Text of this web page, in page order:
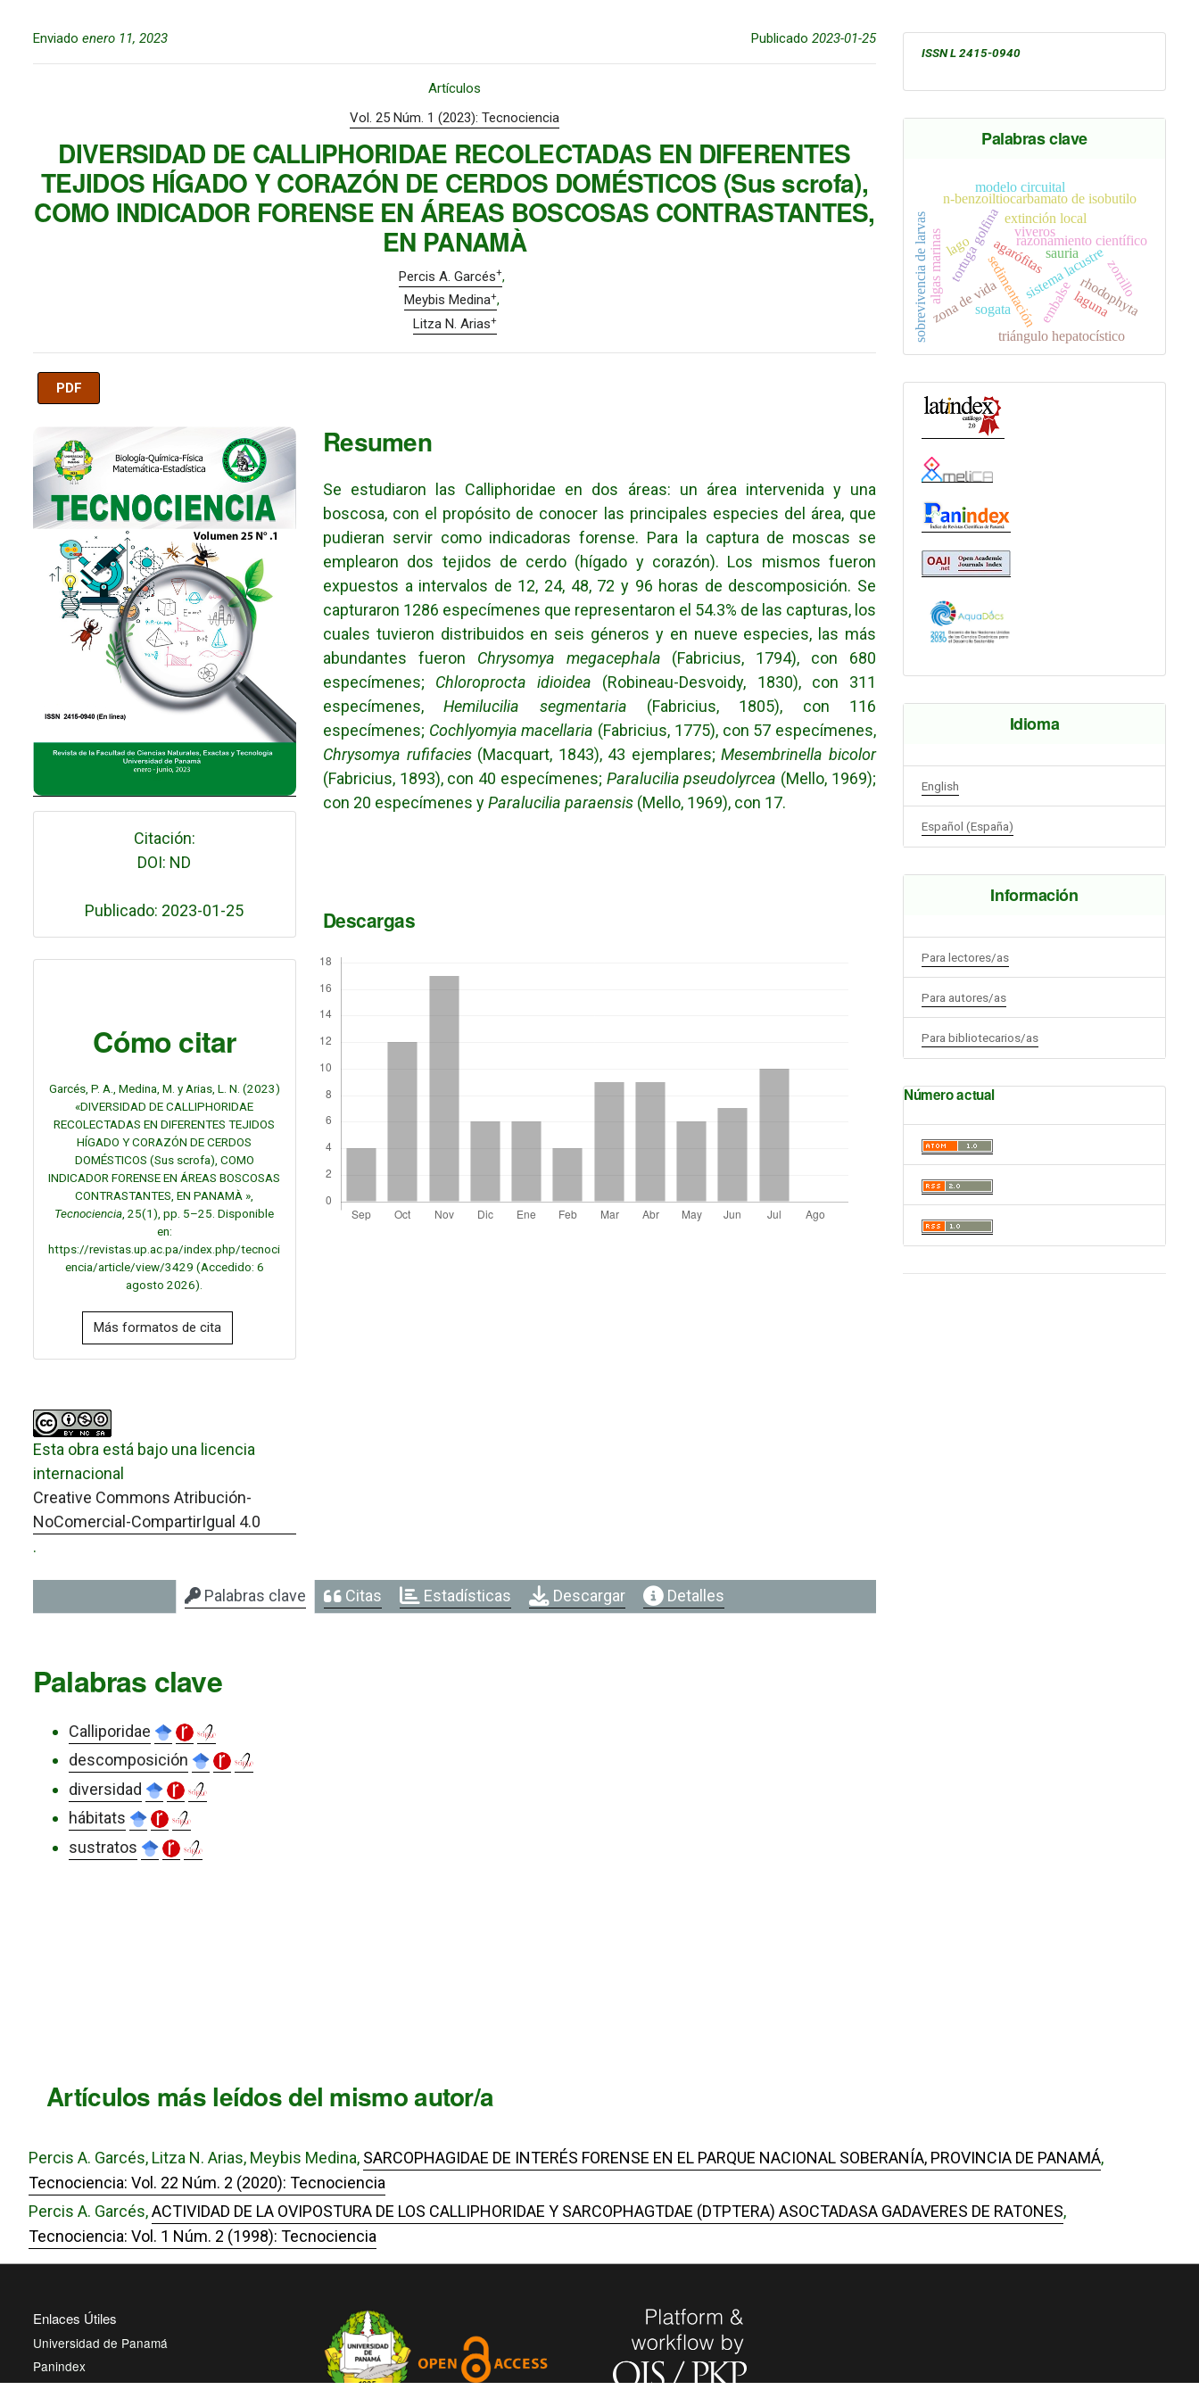
Enviado enero 11, 2023 Publicado 2023-01-25
Artículos
Vol. 25 Núm. 1 (2023): Tecnociencia
DIVERSIDAD DE CALLIPHORIDAE RECOLECTADAS EN DIFERENTES
TEJIDOS HÍGADO Y CORAZÓN DE CERDOS DOMÉSTICOS (Sus scrofa),
COMO INDICADOR FORENSE EN ÁREAS BOSCOSAS CONTRASTANTES,
EN PANAMÀ
Percis A. Garcés+
Meybis Medina+
Litza N. Arias+
PDF
Imagen de portada
Citación:
DOI: ND
Publicado: 2023-01-25
Cómo citar
Garcés, P. A., Medina, M. y Arias, L. N. (2023)
«DIVERSIDAD DE CALLIPHORIDAE
RECOLECTADAS EN DIFERENTES TEJIDOS
HÍGADO Y CORAZÓN DE CERDOS
DOMÉSTICOS (Sus scrofa), COMO
INDICADOR FORENSE EN ÁREAS BOSCOSAS
CONTRASTANTES, EN PANAMÀ »,
Tecnociencia , 25(1), pp. 5–25. Disponible
en:
https://revistas.up.ac.pa/index.php/tecnoci
encia/article/view/3429 (Accedido: 6
agosto 2026).
Más formatos de cita
Esta obra está bajo una licencia
internacional
Creative Commons Atribución-
NoComercial-CompartirIgual 4.0
.
Resumen
Se estudiaron las Calliphoridae en dos áreas: un área intervenida y una
boscosa, con el propósito de conocer las principales especies del área, que
pudieran servir como indicadoras forense. Para la captura de moscas se
emplearon dos tejidos de cerdo (hígado y corazón). Los mismos fueron
expuestos a intervalos de 12, 24, 48, 72 y 96 horas de descomposición. Se
capturaron 1286 especímenes que representaron el 54.3% de las capturas, los
cuales tuvieron distribuidos en seis géneros y en nueve especies, las más
abundantes fueron Chrysomya megacephala (Fabricius, 1794), con 680
especímenes; Chloroprocta idioidea (Robineau-Desvoidy, 1830), con 311
especímenes,Hemilucilia segmentaria (Fabricius, 1805), con 116
especímenes; Cochlyomyia macellaria (Fabricius, 1775), con 57 especímenes,
Chrysomya rufifacies(Macquart, 1843), 43 ejemplares; Mesembrinella bicolor
(Fabricius, 1893), con 40 especímenes; Paralucilia pseudolyrcea (Mello, 1969);
con 20 especímenes yParalucilia paraensis (Mello, 1969), con 17.
Descargas
Palabras clave Citas Estadísticas Descargar Detalles
Palabras clave
Calliporidae
descomposición
diversidad
hábitats
sustratos
ISSN L 2415-0940
Palabras clave
razonamiento científico
tortuga golfina sistema lacustre
sedimentaciónembalse
zona de vida
algas marinas rhodophyta
agarófitas
n-benzoiltiocarbamato de isobutilo
viveros
laguna
extinción local
sauria
sobrevivencia de larvas lago
triángulo hepatocístico
sogata
zorrillo
modelo circuital
Idioma
English
Español (España)
Información
Para lectores/as
Para autores/as
Para bibliotecarios/as
Número actual
Artículos más leídos del mismo autor/a
Percis A. Garcés, Litza N. Arias, Meybis Medina, SARCOPHAGIDAE DE INTERÉS FORENSE EN EL PARQUE NACIONAL SOBERANÍA, PROVINCIA DE PANAMÁ,
Tecnociencia: Vol. 22 Núm. 2 (2020): Tecnociencia
Percis A. Garcés,ACTIVIDAD DE LA OVIPOSTURA DE LOS CALLIPHORIDAE Y SARCOPHAGTDAE (DTPTERA) ASOCTADASA GADAVERES DE RATONES,
Tecnociencia: Vol. 1 Núm. 2 (1998): Tecnociencia
Enlaces Útiles
Universidad de Panamá
Panindex
Repositorio Institucional Digital de la